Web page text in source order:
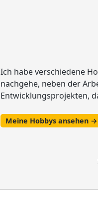
Ich habe verschiedene
nachgehe, neben der
Entwicklungsprojekten,
Meine Hobbys ansehen →